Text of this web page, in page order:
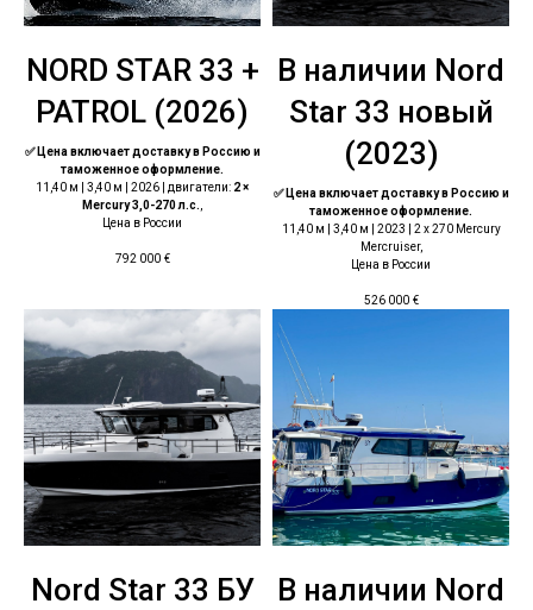
NORD STAR 33 +
PATROL (2026)
✅ Цена включает доставку в Россию и
таможенное оформление.
11,40 м | 3,40 м | 2026 | двигатели: 2 ×
Mercury 3,0-270 л.с.
Цена в России
792 000 €
В наличии Nord
Star 33 новый
(2023)
✅ Цена включает доставку в Россию и
таможенное оформление.
11,40 м | 3,40 м | 2023 | 2 x 270 Mercury
Mercruiser,
Цена в России
526 000 €
Nord Star 33 БУ
В наличии Nord